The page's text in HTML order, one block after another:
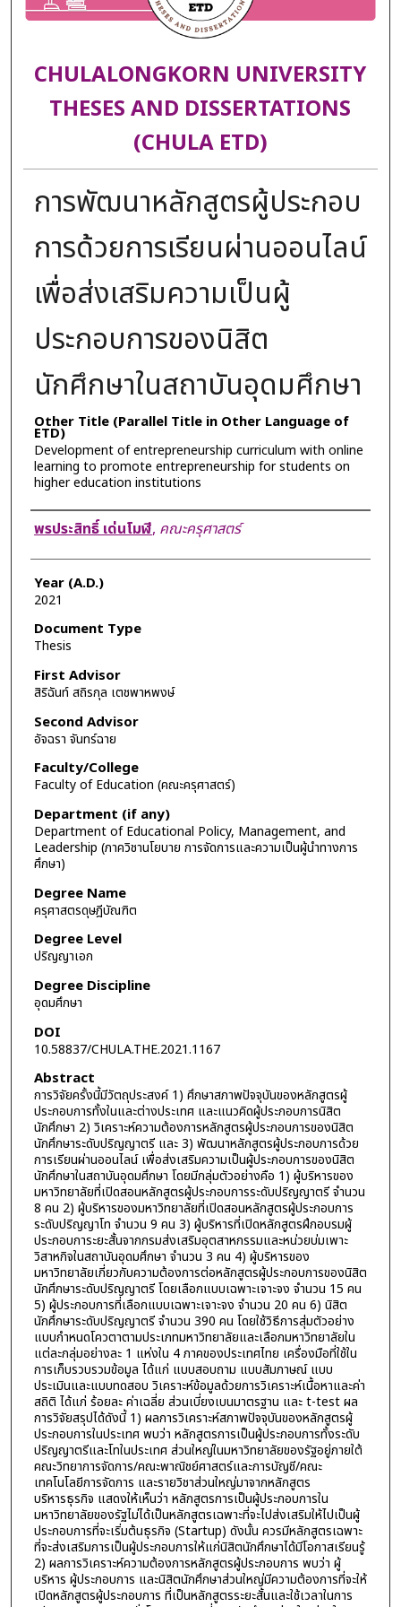
CHULALONGKORN UNIVERSITY
THESES AND DISSERTATIONS
(CHULA ETD)
การพัฒนาหลักสูตรผู้ประกอบ
การด้วยการเรียนผ่านออนไลน์
เพื่อส่งเสริมความเป็นผู้
ประกอบการของนิสิต
นักศึกษาในสถาบันอุดมศึกษา
Other Title (Parallel Title in Other Language of
ETD)
Development of entrepreneurship curriculum with online
learning to promote entrepreneurship for students on
higher education institutions
Author
พรประสิทธิ์ เด่นโมฬี, คณะครุศาสตร์
Year (A.D.)
2021
Document Type
Thesis
First Advisor
สิริฉันท์ สถิรกุล เตชพาหพงษ์
Second Advisor
อัจฉรา จันทร์ฉาย
Faculty/College
Faculty of Education (คณะครุศาสตร์)
Department (if any)
Department of Educational Policy, Management, and
Leadership (ภาควิชานโยบาย การจัดการและความเป็นผู้นำทางการ
ศึกษา)
Degree Name
ครุศาสตรดุษฎีบัณฑิต
Degree Level
ปริญญาเอก
Degree Discipline
อุดมศึกษา
DOI
10.58837/CHULA.THE.2021.1167
Abstract
การวิจัยครั้งนี้มีวัตถุประสงค์ 1) ศึกษาสภาพปัจจุบันของหลักสูตรผู้
ประกอบการทั้งในและต่างประเทศ และแนวคิดผู้ประกอบการนิสิต
นักศึกษา 2) วิเคราะห์ความต้องการหลักสูตรผู้ประกอบการของนิสิต
นักศึกษาระดับปริญญาตรี และ 3) พัฒนาหลักสูตรผู้ประกอบการด้วย
การเรียนผ่านออนไลน์ เพื่อส่งเสริมความเป็นผู้ประกอบการของนิสิต
นักศึกษาในสถาบันอุดมศึกษา โดยมีกลุ่มตัวอย่างคือ 1) ผู้บริหารของ
มหาวิทยาลัยที่เปิดสอนหลักสูตรผู้ประกอบการระดับปริญญาตรี จำนวน
8 คน 2) ผู้บริหารของมหาวิทยาลัยที่เปิดสอนหลักสูตรผู้ประกอบการ
ระดับปริญญาโท จำนวน 9 คน 3) ผู้บริหารที่เปิดหลักสูตรฝึกอบรมผู้
ประกอบการะยะสั้นจากกรมส่งเสริมอุตสาหกรรมและหน่วยบ่มเพาะ
วิสาหกิจในสถาบันอุดมศึกษา จำนวน 3 คน 4) ผู้บริหารของ
มหาวิทยาลัยเกี่ยวกับความต้องการต่อหลักสูตรผู้ประกอบการของนิสิต
นักศึกษาระดับปริญญาตรี โดยเลือกแบบเฉพาะเจาะจง จำนวน 15 คน
5) ผู้ประกอบการที่เลือกแบบเฉพาะเจาะจง จำนวน 20 คน 6) นิสิต
นักศึกษาระดับปริญญาตรี จำนวน 390 คน โดยใช้วิธีการสุ่มตัวอย่าง
แบบกำหนดโควตาตามประเภทมหาวิทยาลัยและเลือกมหาวิทยาลัยใน
แต่ละกลุ่มอย่างละ 1 แห่งใน 4 ภาคของประเทศไทย เครื่องมือที่ใช้ใน
การเก็บรวบรวมข้อมูล ได้แก่ แบบสอบถาม แบบสัมภาษณ์ แบบ
ประเมินและแบบทดสอบ วิเคราะห์ข้อมูลด้วยการวิเคราะห์เนื้อหาและค่า
สถิติ ได้แก่ ร้อยละ ค่าเฉลี่ย ส่วนเบี่ยงเบนมาตรฐาน และ t-test ผล
การวิจัยสรุปได้ดังนี้ 1) ผลการวิเคราะห์สภาพปัจจุบันของหลักสูตรผู้
ประกอบการในประเทศ พบว่า หลักสูตรการเป็นผู้ประกอบการทั้งระดับ
ปริญญาตรีและโทในประเทศ ส่วนใหญ่ในมหาวิทยาลัยของรัฐอยู่ภายใต้
คณะวิทยาการจัดการ/คณะพาณิชย์ศาสตร์และการบัญชี/คณะ
เทคโนโลยีการจัดการ และรายวิชาส่วนใหญ่มาจากหลักสูตร
บริหารธุรกิจ แสดงให้เห็นว่า หลักสูตรการเป็นผู้ประกอบการใน
มหาวิทยาลัยของรัฐไม่ได้เป็นหลักสูตรเฉพาะที่จะไปส่งเสริมให้ไปเป็นผู้
ประกอบการที่จะเริ่มต้นธุรกิจ (Startup) ดังนั้น ควรมีหลักสูตรเฉพาะ
ที่จะส่งเสริมการเป็นผู้ประกอบการให้แก่นิสิตนักศึกษาได้มีโอกาสเรียนรู้
2) ผลการวิเคราะห์ความต้องการหลักสูตรผู้ประกอบการ พบว่า ผู้
บริหาร ผู้ประกอบการ และนิสิตนักศึกษาส่วนใหญ่มีความต้องการที่จะให้
เปิดหลักสูตรผู้ประกอบการ ที่เป็นหลักสูตรระยะสั้นและใช้เวลาในการ